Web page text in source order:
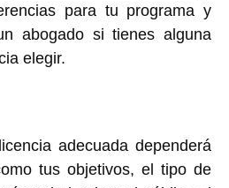
para tu programa y
abogado si tienes alguna
elegir.
adecuada dependerá
tus objetivos, el tipo de